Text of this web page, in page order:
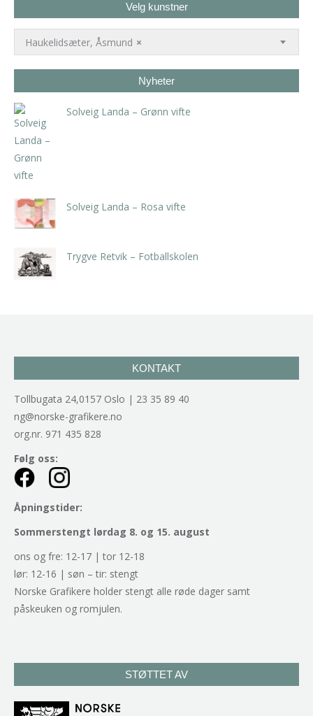
Velg kunstner
×
Haukelidsæter, Åsmund
Nyheter
Solveig Landa – Grønn vifte
Solveig Landa – Rosa vifte
Trygve Retvik – Fotballskolen
KONTAKT
Tollbugata 24,0157 Oslo | 23 35 89 40
ng@norske-grafikere.no
org.nr. 971 435 828
Følg oss:
Åpningstider:
Sommerstengt lørdag 8. og 15. august
ons og fre: 12-17 | tor 12-18
lør: 12-16 | søn – tir: stengt
Norske Grafikere holder stengt alle røde dager samt
påskeuken og romjulen.
STØTTET AV